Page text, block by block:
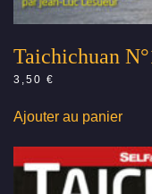
Taichichuan
3,50 €
Ajouter au panier